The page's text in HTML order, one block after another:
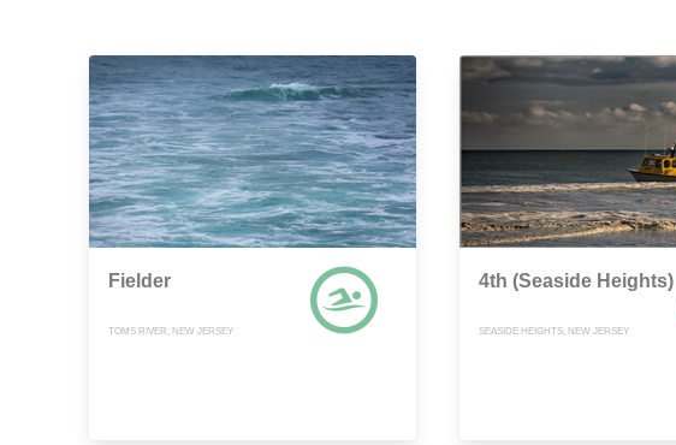
Fielder
TOMS RIVER, NEW JERSEY
4th (Seaside Heights)
SEASIDE HEIGHTS, NEW JERSEY